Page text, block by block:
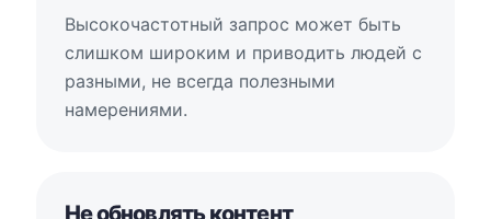
Высокочастотный запрос может быть
слишком широким и приводить людей с
разными, не всегда полезными
намерениями.